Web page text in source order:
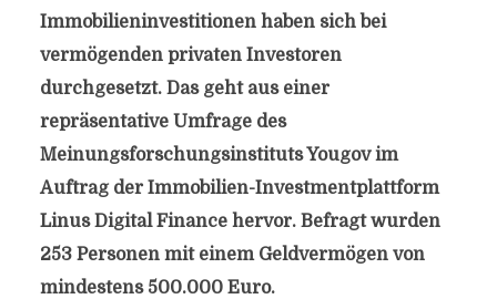
Immobilieninvestitionen haben sich bei
vermögenden privaten Investoren
durchgesetzt. Das geht aus einer
repräsentative Umfrage des
Meinungsforschungsinstituts Yougov im
Auftrag der Immobilien-Investmentplattform
Linus Digital Finance hervor. Befragt wurden
253 Personen mit einem Geldvermögen von
mindestens 500.000 Euro.